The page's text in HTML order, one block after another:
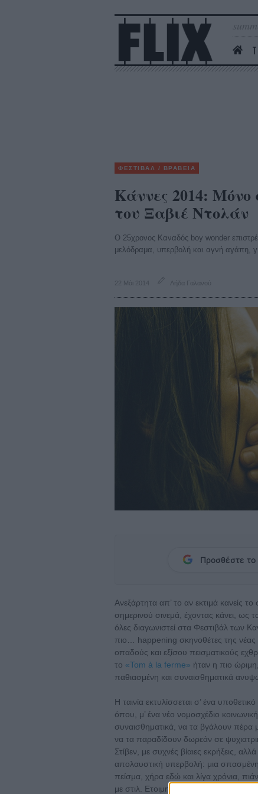
ΦΕΣΤΙΒΑΛ / ΒΡΑΒΕΙΑ
Κάννες 2014:
του Ξαβιέ Ντολάν
Ο 25χρονος Καναδός boy wonder
μελόδραμα, υπερβολή και αγνή αγάπη,
22 Μάι 2014 Λήδα Γαλανού
Προσθέστε το
Ανεξάρτητα απ’ το αν εκτιμά κανείς
σημερινού σινεμά, έχοντας κάνει, ως
όλες διαγωνιστεί στα Φεστιβάλ των
πιο… happening σκηνοθέτες της νέας
οπαδούς και εξίσου πεισματικούς
το «Tom à la ferme» ήταν η πιο
παθιασμένη και συναισθηματικά
Η ταινία εκτυλίσσεται σ’ ένα
όπου, μ’ ένα νέο νομοσχέδιο
συναισθηματικά, να τα βγάλουν
να τα παραδίδουν δωρεάν σε
Στίβεν, με συχνές βίαιες εκρήξεις, αλλά
απολαυστική υπερβολή: μια
πείσμα, χήρα εδώ και λίγα χρόνια,
με στιλ. Ετοιμη ν’ αντιμετωπίσει